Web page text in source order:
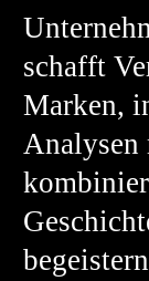
schafft
Marken,
Analysen